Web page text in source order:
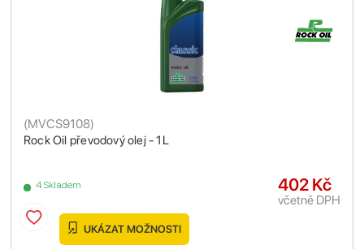
Rock Oil převodový olej - 1L
(MVCS9108)
4 Skladem 402 Kč
včetně DPH
UKÁZAT MOŽNOSTI